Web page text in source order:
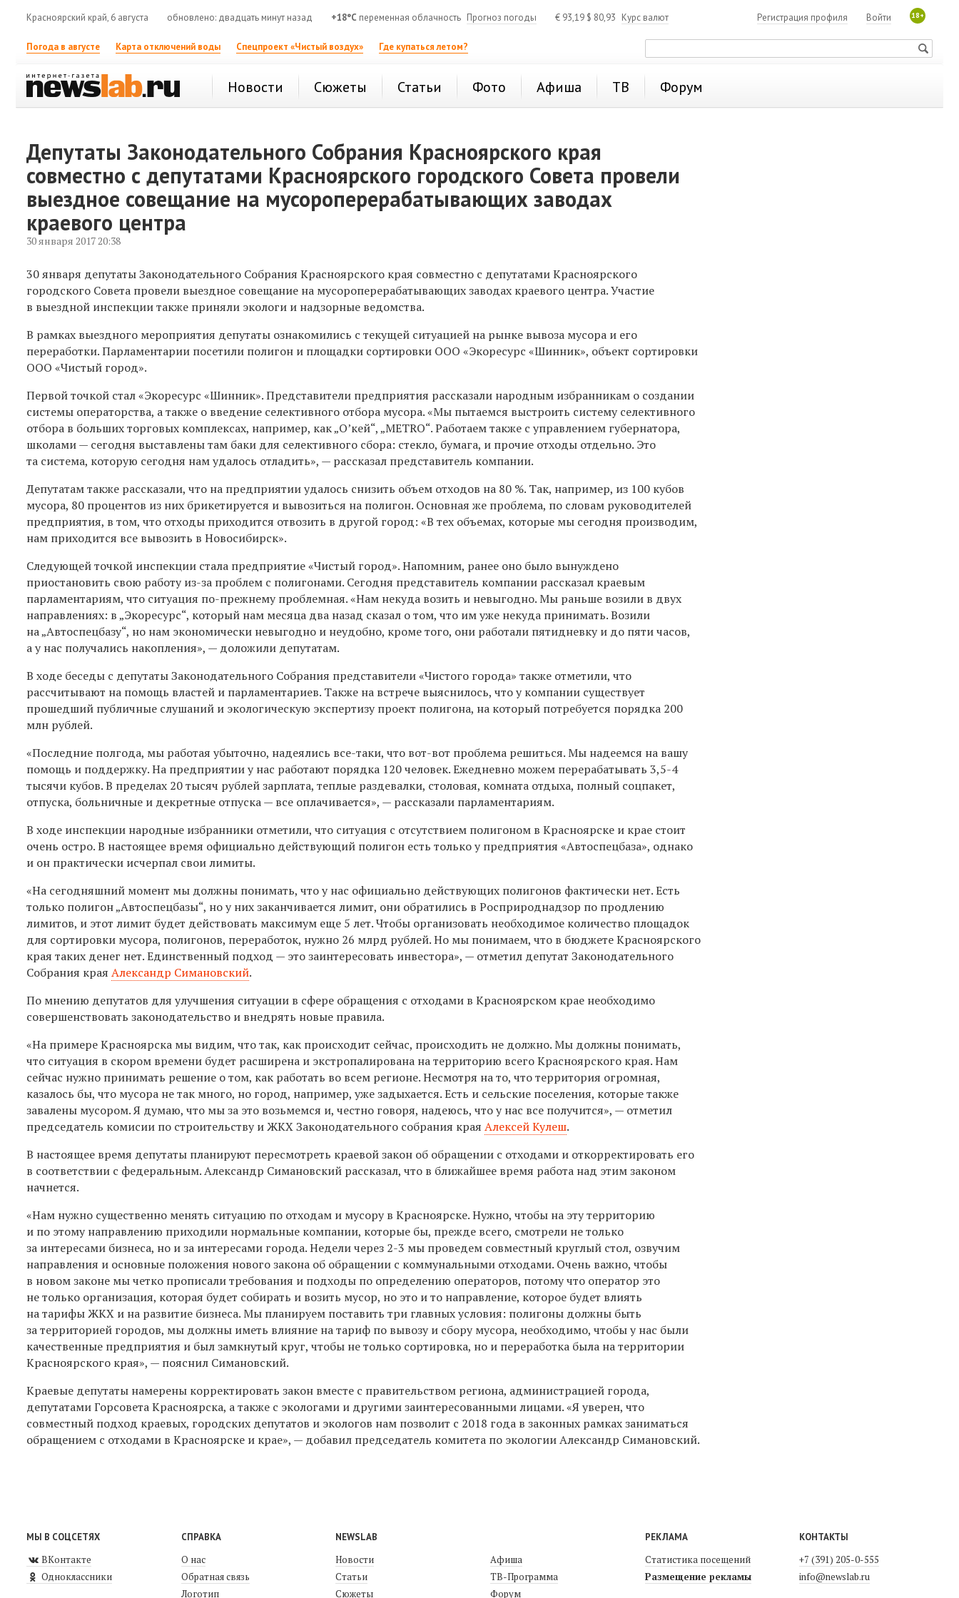
Красноярский край, 6 августа обновлено: двадцать минут назад +18°C переменная облачность Прогноз погоды € 93,19 $ 80,93 Курс валют 18+
Войти
Регистрация профиля
Погода в августе Карта отключений воды Спецпроект «Чистый воздух» Где купаться летом?
Новости Сюжеты Статьи Фото Афиша ТВ Форум
Депутаты Законодательного Собрания Красноярского края
совместно с депутатами Красноярского городского Совета провели
выездное совещание на мусороперерабатывающих заводах
краевого центра
30 января 2017 20:38
30 января депутаты Законодательного Собрания Красноярского края совместно с депутатами Красноярского
городского Совета провели выездное совещание на мусороперерабатывающих заводах краевого центра. Участие
в выездной инспекции также приняли экологи и надзорные ведомства.
В рамках выездного мероприятия депутаты ознакомились с текущей ситуацией на рынке вывоза мусора и его
переработки. Парламентарии посетили полигон и площадки сортировки ООО «Экоресурс «Шинник», объект сортировки
ООО «Чистый город».
Первой точкой стал «Экоресурс «Шинник». Представители предприятия рассказали народным избранникам о создании
системы операторства, а также о введение селективного отбора мусора. «Мы пытаемся выстроить систему селективного
отбора в больших торговых комплексах, например, как „О’кей“, „МETRO“. Работаем также с управлением губернатора,
школами— сегодня выставлены там баки для селективного сбора: стекло, бумага, и прочие отходы отдельно. Это
та система, которую сегодня нам удалось отладить», — рассказал представитель компании.
Депутатам также рассказали, что на предприятии удалось снизить объем отходов на 80 %. Так, например, из 100 кубов
мусора, 80 процентов из них брикетируется и вывозиться на полигон. Основная же проблема, по словам руководителей
предприятия, в том, что отходы приходится отвозить в другой город: «В тех объемах, которые мы сегодня производим,
нам приходится все вывозить в Новосибирск».
Следующей точкой инспекции стала предприятие «Чистый город». Напомним, ранее оно было вынуждено
приостановить свою работу из-за проблем с полигонами. Сегодня представитель компании рассказал краевым
парламентариям, что ситуация по-прежнему проблемная. «Нам некуда возить и невыгодно.Мы раньше возили в двух
направлениях: в„Экоресурс“, который нам месяца два назад сказал о том, что им уже некуда принимать. Возили
на „Автоспецбазу“, но нам экономически невыгодно и неудобно, кроме того, они работали пятидневкуи до пяти часов,
ау нас получались накопления», — доложили депутатам.
В ходе беседы с депутаты Законодательного Собрания представители «Чистого города» также отметили, что
рассчитывают на помощь властей и парламентариев. Также на встрече выяснилось, что у компании существует
прошедший публичные слушаний и экологическую экспертизу проект полигона, на который потребуется порядка 200
млн рублей.
«Последние полгода, мы работая убыточно, надеялись все-таки, что вот-вот проблема решиться.Мы надеемся на вашу
помощь и поддержку.На предприятии у нас работают порядка 120 человек.Ежедневно можем перерабатывать 3,5-4
тысячи кубов. В пределах 20 тысяч рублей зарплата, теплые раздевалки, столовая, комната отдыха, полный соцпакет,
отпуска, больничные и декретные отпуска — все оплачивается», — рассказали парламентариям.
В ходе инспекции народные избранники отметили, что ситуация с отсутствием полигоном в Красноярске и крае стоит
очень остро. В настоящее время официально действующий полигон есть только у предприятия «Автоспецбаза», однако
и он практически исчерпал свои лимиты.
«На сегодняшний момент мы должны понимать, что у нас официально действующих полигонов фактически нет. Есть
только полигон „Автоспецбазы“, но у них заканчивается лимит, они обратились в Росприроднадзор по продлению
лимитов, и этот лимит будет действовать максимум еще 5 лет.Чтобы организовать необходимое количество площадок
для сортировки мусора, полигонов, переработок, нужно 26 млрд рублей. Но мы понимаем, что в бюджете Красноярского
края таких денег нет. Единственный подход — это заинтересовать инвестора», — отметил депутат Законодательного
Собрания края Александр Симановский.
По мнению депутатов для улучшения ситуации в сфере обращения с отходами в Красноярском крае необходимо
совершенствовать законодательство и внедрять новые правила.
«На примере Красноярска мы видим, что так, как происходит сейчас, происходить не должно. Мы должны понимать,
что ситуация в скором времени будет расширена и экстропалирована на территорию всего Красноярского края. Нам
сейчас нужно принимать решение о том, как работать во всем регионе. Несмотря на то, что территория огромная,
казалось бы, что мусора не так много, но город, например, уже задыхается. Есть и сельские поселения, которые также
завалены мусором. Я думаю, что мы за это возьмемся и, честно говоря, надеюсь, что у нас все получится», — отметил
председатель комисии по строительству и ЖКХ Законодательного собрания края Алексей Кулеш.
В настоящее время депутаты планируют пересмотреть краевой закон об обращении с отходами и откорректировать его
в соответствии с федеральным. Александр Симановский рассказал, что в ближайшее время работа над этим законом
начнется.
«Нам нужно существенно менять ситуацию по отходам и мусору в Красноярске. Нужно, чтобы на эту территорию
и по этому направлению приходили нормальные компании, которые бы, прежде всего, смотрели не только
за интересами бизнеса, но и за интересами города. Недели через 2-3 мы проведем совместный круглый стол, озвучим
направления и основные положения нового закона об обращении с коммунальными отходами. Очень важно, чтобы
в новомзаконе мы четко прописали требования и подходы по определению операторов, потому что оператор это
не только организация, которая будет собирать и возить мусор, но это и то направление, которое будет влиять
на тарифы ЖКХ и на развитие бизнеса.Мы планируем поставить три главных условия: полигоны должны быть
за территорией городов, мы должны иметь влияние на тариф по вывозу и сбору мусора, необходимо, чтобы у нас были
качественные предприятия и был замкнутый круг, чтобы не только сортировка, но и переработка была на территории
Красноярского края», — пояснил Симановский.
Краевые депутаты намерены корректировать закон вместе с правительством региона, администрацией города,
депутатами Горсовета Красноярска, а также с экологами и другими заинтересованными лицами. «Я уверен, что
совместный подход краевых, городских депутатов и экологов нам позволит с 2018 года в законных рамках заниматься
обращением с отходами в Красноярске и крае», — добавил председатель комитета по экологии Александр Симановский.
МЫ В СОЦСЕТЯХ
ВКонтакте
Одноклассники
СПРАВКА
О нас
Обратная связь
Логотип
NEWSLAB
Новости
Статьи
Сюжеты
Афиша
ТВ-Программа
Форум
РЕКЛАМА
Статистика посещений
Размещение рекламы
КОНТАКТЫ
+7 (391) 205-0-555
info@newslab.ru